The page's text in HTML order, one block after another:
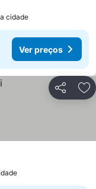
cidade
Ver preços
Partilhar